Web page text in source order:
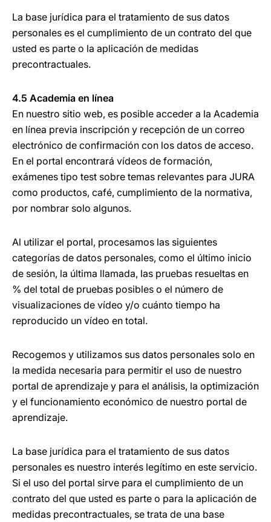
La base jurídica para el tratamiento de sus datos
personales es el cumplimiento de un contrato del que
usted es parte o la aplicación de medidas
precontractuales.
4.5 Academia en línea
En nuestro sitio web, es posible acceder a la Academia
en línea previa inscripción y recepción de un correo
electrónico de confirmación con los datos de acceso.
En el portal encontrará vídeos de formación,
exámenes tipo test sobre temas relevantes para JURA
como productos, café, cumplimiento de la normativa,
por nombrar solo algunos.
Al utilizar el portal, procesamos las siguientes
categorías de datos personales, como el último inicio
de sesión, la última llamada, las pruebas resueltas en
% del total de pruebas posibles o el número de
visualizaciones de vídeo y/o cuánto tiempo ha
reproducido un vídeo en total.
Recogemos y utilizamos sus datos personales solo en
la medida necesaria para permitir el uso de nuestro
portal de aprendizaje y para el análisis, la optimización
y el funcionamiento económico de nuestro portal de
aprendizaje.
La base jurídica para el tratamiento de sus datos
personales es nuestro interés legítimo en este servicio.
Si el uso del portal sirve para el cumplimiento de un
contrato del que usted es parte o para la aplicación de
medidas precontractuales, se trata de una base